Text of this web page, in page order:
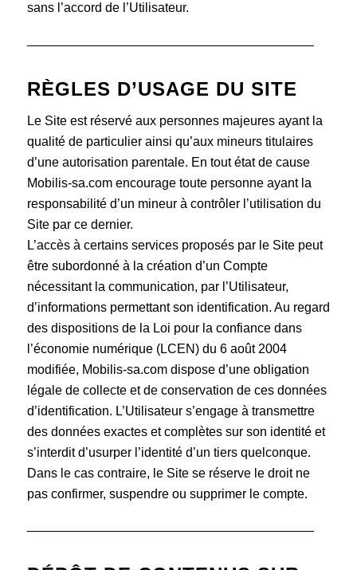
sans l’accord de l’Utilisateur.
RÈGLES D’USAGE DU SITE
Le Site est réservé aux personnes majeures ayant la
qualité de particulier ainsi qu’aux mineurs titulaires
d’une autorisation parentale. En tout état de cause
Mobilis-sa.com encourage toute personne ayant la
responsabilité d’un mineur à contrôler l’utilisation du
Site par ce dernier.
L’accès à certains services proposés par le Site peut
être subordonné à la création d’un Compte
nécessitant la communication, par l’Utilisateur,
d’informations permettant son identification. Au regard
des dispositions de la Loi pour la confiance dans
l’économie numérique (LCEN) du 6 août 2004
modifiée, Mobilis-sa.com dispose d’une obligation
légale de collecte et de conservation de ces données
d’identification. L’Utilisateur s’engage à transmettre
des données exactes et complètes sur son identité et
s’interdit d’usurper l’identité d’un tiers quelconque.
Dans le cas contraire, le Site se réserve le droit ne
pas confirmer, suspendre ou supprimer le compte.